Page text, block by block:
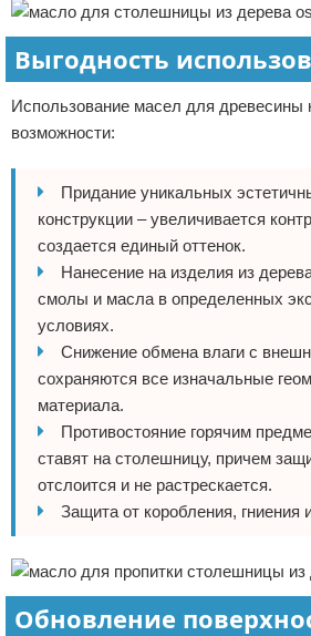
Выгодность
Использование масел для
возможности:
Придание уникальных
конструкции – увеличивается
создается единый оттенок.
Нанесение на изделия из
смолы и масла в определенных
условиях.
Снижение обмена влаги с
сохраняются все изначальные
материала.
Противостояние горячим
ставят на столешницу, причем
отслоится и не растрескается.
Защита от коробления, гниения
Обновление